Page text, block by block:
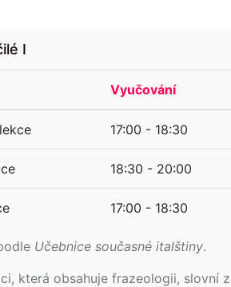
I
Učebnice současné italštiny.
která obsahuje frazeologii,
Vyučování
17:00 - 18:30
18:30 - 20:00
17:00 - 18:30